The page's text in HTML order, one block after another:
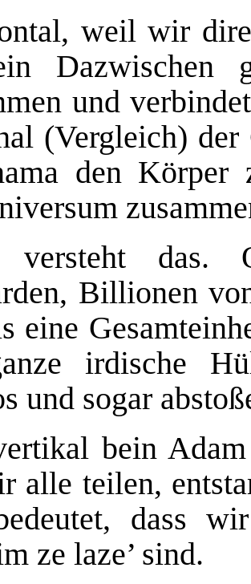
weil wir
Dazwischen
und
(Vergleich)
den Körper
versteht das.
Billionen
eine
irdische
und sogar
bein
alle teilen,
dass
ze laze’ sind.